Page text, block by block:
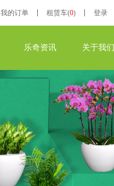
我的订单 租赁车(0) 登录
乐奇资讯 关于我们